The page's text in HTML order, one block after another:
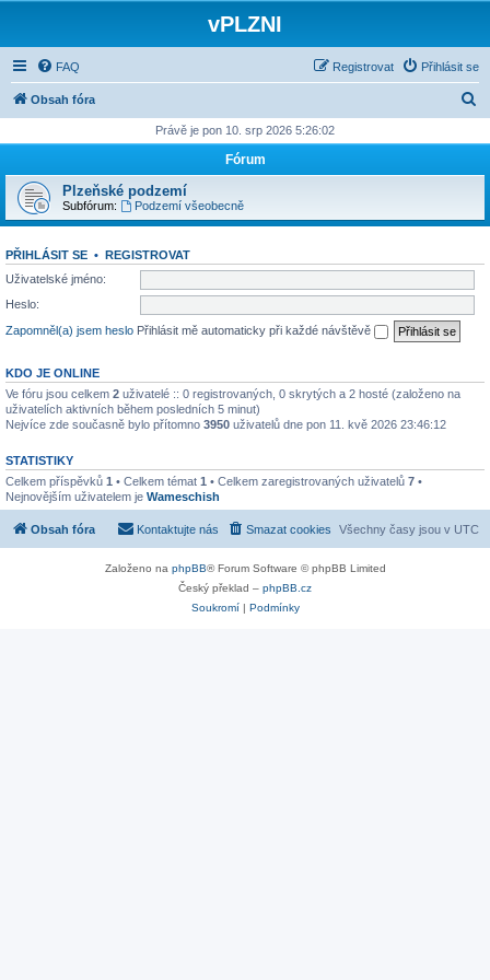
vPLZNI
FAQ Přihlásit se
Registrovat
Obsah fóra
d
t
Právě je pon 10. srp 2026 5:26:02
Fórum
Plzeňské podzemí
Subfórum: Podzemí všeobecně
PŘIHLÁSIT SE • REGISTROVAT
Uživatelské jméno:
Heslo:
Zapomněl(a) jsem heslo Přihlásit mě automaticky při každé návštěvě
KDO JE ONLINE
Ve fóru jsou celkem 2 uživatelé :: 0 registrovaných, 0 skrytých a 2 hosté (založeno na
uživatelích aktivních během posledních 5 minut)
Nejvíce zde současně bylo přítomno 3950 uživatelů dne pon 11. kvě 2026 23:46:12
STATISTIKY
Celkem příspěvků 1 • Celkem témat 1 • Celkem zaregistrovaných uživatelů 7 •
Nejnovějším uživatelem je Wameschish
Obsah fóra Všechny časy jsou v UTC
Smazat cookies
Kontaktujte nás
Založeno na phpBB® Forum Software © phpBB Limited
Český překlad – phpBB.cz
Soukromí| Podmínky